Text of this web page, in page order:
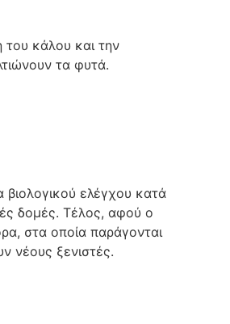
του κάλου και την
τα φυτά.
ελέγχου κατά
δομές. Τέλος, αφού ο
στα οποία παράγονται
νέους ξενιστές.